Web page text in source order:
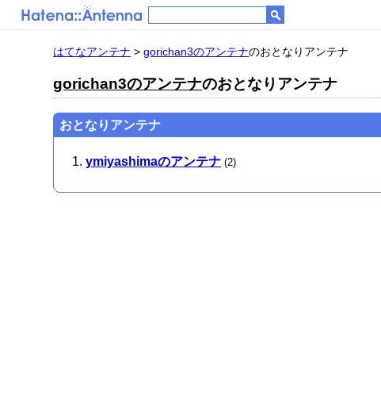
はてなアンテナ >gorichan3のアンテナのおとなりアンテナ
gorichan3のアンテナのおとなりアンテナ
おとなりアンテナ
ymiyashimaのアンテナ (2)